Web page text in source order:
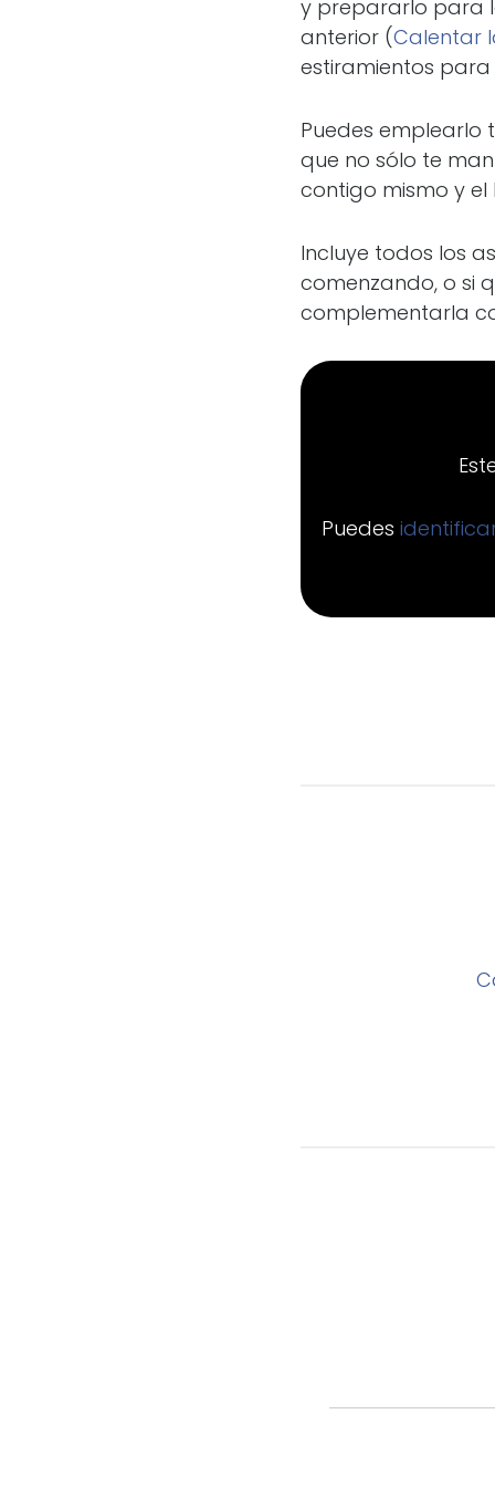
y prepararlo para
anterior (Calentar
estiramientos para
Puedes emplearlo
que no sólo te
contigo mismo y
Incluye todos los
comenzando, o si
complementarla
Puedes